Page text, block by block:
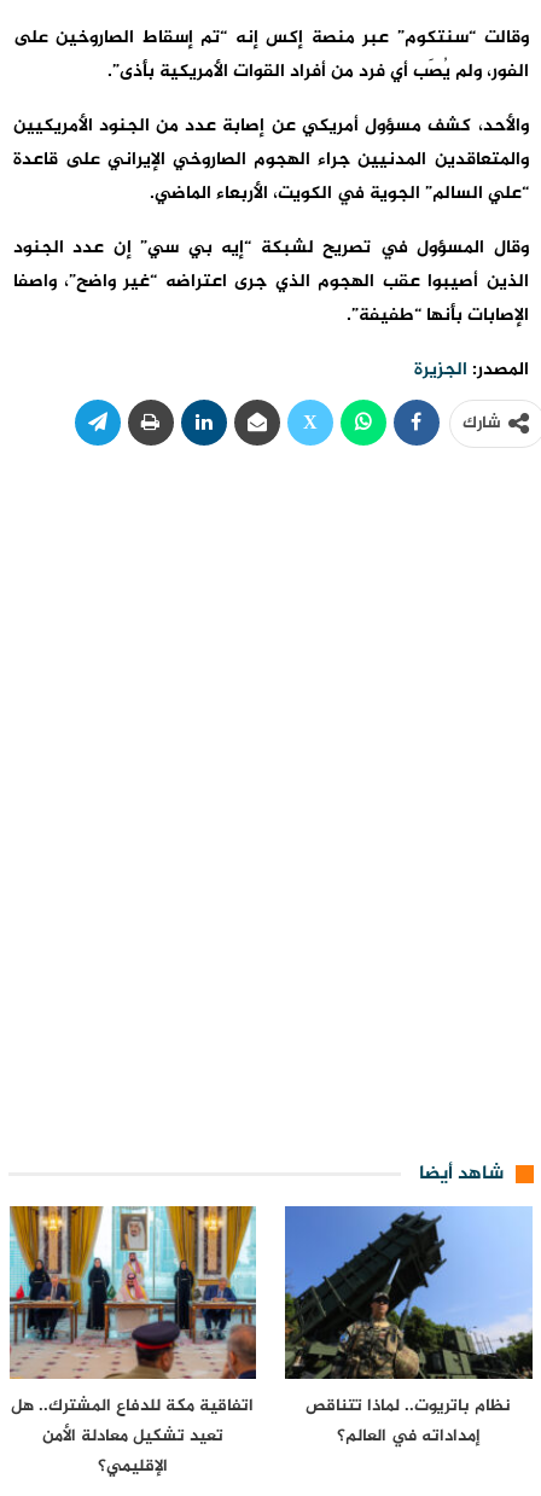
وقالت “سنتكوم” عبر منصة إكس إنه “تم إسقاط الصاروخين على
الفور، ولم يُصَب أي فرد من أفراد القوات الأمريكية بأذى”.
والأحد، كشف مسؤول أمريكي عن إصابة عدد من الجنود الأمريكيين
والمتعاقدين المدنيين جراء الهجوم الصاروخي الإيراني على قاعدة
“علي السالم” الجوية في الكويت، الأربعاء الماضي.
وقال المسؤول في تصريح لشبكة “إيه بي سي” إن عدد الجنود
الذين أصيبوا عقب الهجوم الذي جرى اعتراضه “غير واضح”، واصفا
الإصابات بأنها “طفيفة”.
المصدر: الجزيرة
شارك
شاهد أيضا
نظام باتريوت.. لماذا تتناقص
إمداداته في العالم؟
اتفاقية مكة للدفاع المشترك.. هل
تعيد تشكيل معادلة الأمن
الإقليمي؟